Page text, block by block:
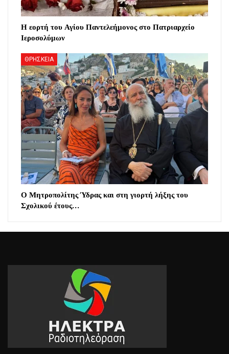
Η εορτή του Αγίου Παντελεήμονος στο Πατριαρχείο
Ιεροσολύμων
ΘΡΗΣΚΕΙΑ
Ο Μητροπολίτης Ύδρας και στη γιορτή λήξης του
Σχολικού έτους…